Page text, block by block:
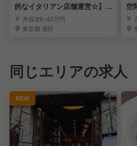
的なイタリアン店舗運営☆】独
立支援制度あり◎
月収/29~42万円
東京都 港区
空
ッ
同じエリアの求人
NEW